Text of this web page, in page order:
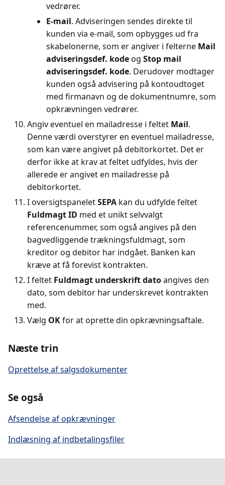
vedrører.
E-mail. Adviseringen sendes direkte til
kunden via e-mail, som opbygges ud fra
skabelonerne, som er angiver i felterne Mail
adviseringsdef. kodeog Stop mail
adviseringsdef. kode. Derudover modtager
kunden også advisering på kontoudtoget
med firmanavn og de dokumentnumre, som
opkrævningen vedrører.
Angiv eventuel en mailadresse i feltet Mail.
Denne værdi overstyrer en eventuel mailadresse,
som kan være angivet på debitorkortet. Det er
derfor ikke at krav at feltet udfyldes, hvis der
allerede er angivet en mailadresse på
debitorkortet.
I oversigtspaneletSEPA kan du udfylde feltet
Fuldmagt ID med et unikt selvvalgt
referencenummer, som også angives på den
bagvedliggende trækningsfuldmagt, som
kreditor og debitor har indgået. Banken kan
kræve at få forevist kontrakten.
I feltet Fuldmagt underskrift datoangives den
dato, som debitor har underskrevet kontrakten
med.
Vælg OKfor at oprette din opkrævningsaftale.
Næste trin
Oprettelse af salgsdokumenter
Se også
Afsendelse af opkrævninger
Indlæsning af indbetalingsfiler